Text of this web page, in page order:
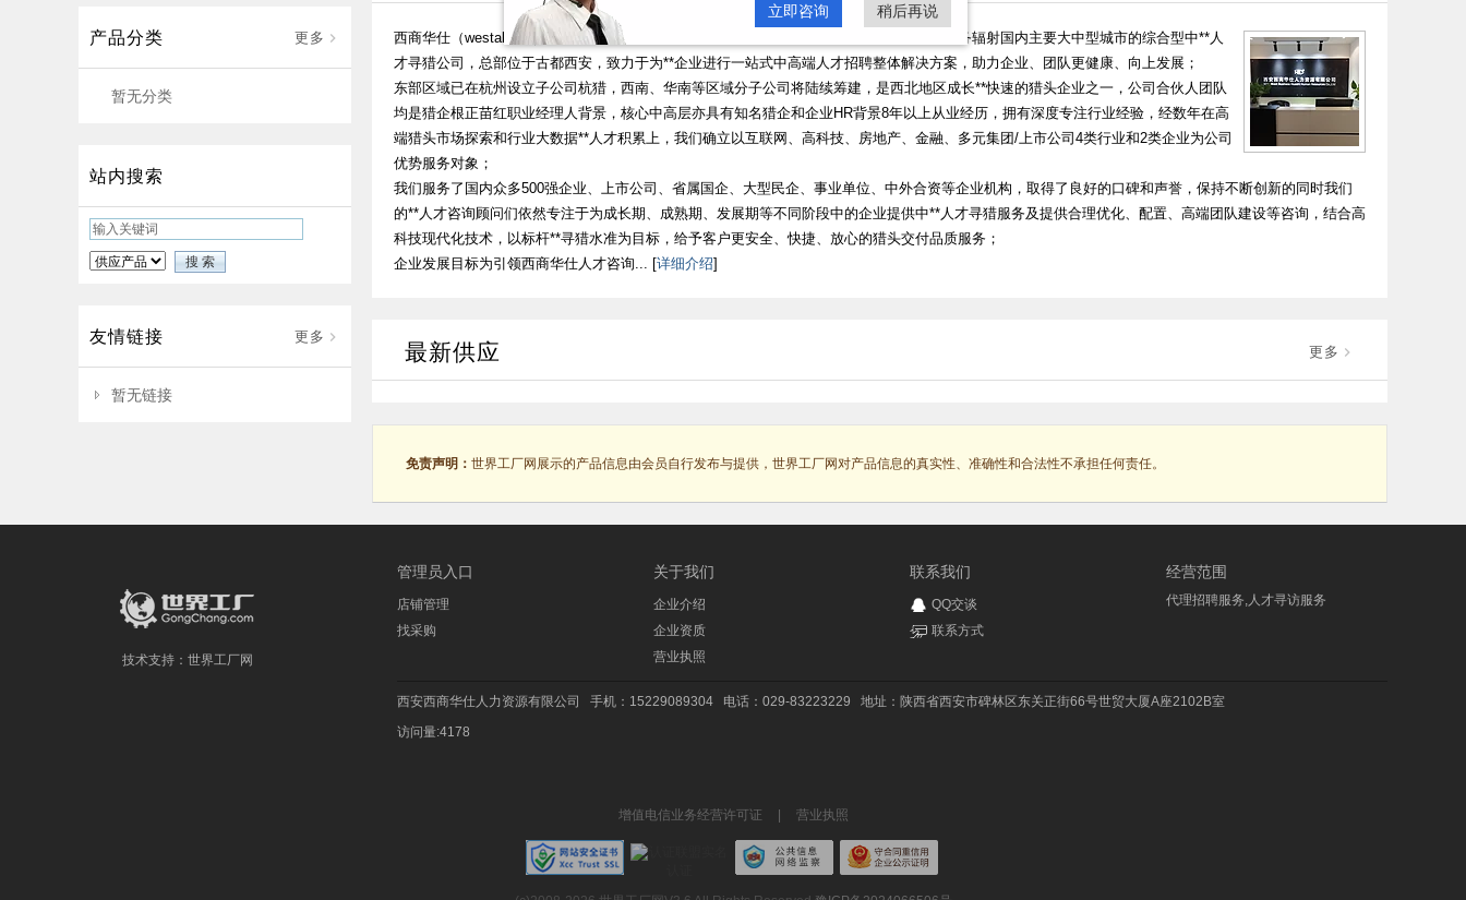
更多
产品分类
暂无分类
站内搜索
更多
友情链接
暂无链接
西商华仕（westalents），全称：西安西商华仕人力资源有限公司，是一家缘起于西安，业务辐射国内主要大中型城市的综合型中**人
才寻猎公司，总部位于古都西安，致力于为**企业进行一站式中高端人才招聘整体解决方案，助力企业、团队更健康、向上发展；
东部区域已在杭州设立子公司杭猎，西南、华南等区域分子公司将陆续筹建，是西北地区成长**快速的猎头企业之一，公司合伙人团队
均是猎企根正苗红职业经理人背景，核心中高层亦具有知名猎企和企业HR背景8年以上从业经历，拥有深度专注行业经验，经数年在高
端猎头市场探索和行业大数据**人才积累上，我们确立以互联网、高科技、房地产、金融、多元集团/上市公司4类行业和2类企业为公司
优势服务对象；
我们服务了国内众多500强企业、上市公司、省属国企、大型民企、事业单位、中外合资等企业机构，取得了良好的口碑和声誉，保持不断创新的同时我们
的**人才咨询顾问们依然专注于为成长期、成熟期、发展期等不同阶段中的企业提供中**人才寻猎服务及提供合理优化、配置、高端团队建设等咨询，结合高
科技现代化技术，以标杆**寻猎水准为目标，给予客户更安全、快捷、放心的猎头交付品质服务；
企业发展目标为引领西商华仕人才咨询... [详细介绍]
更多
最新供应
免责声明： 世界工厂网展示的产品信息由会员自行发布与提供，世界工厂网对产品信息的真实性、准确性和合法性不承担任何责任。
技术支持： 世界工厂网
管理员入口
店铺管理
找采购
关于我们
企业介绍
企业资质
营业执照
联系我们
QQ交谈
联系方式
经营范围
代理招聘服务,人才寻访服务
西安西商华仕人力资源有限公司 手机：15229089304 电话：029-83223229
地址：陕西省西安市碑林区东关正街66号世贸大厦A座2102B室
访问量:4178
增值电信业务经营许可证 营业执照
立即咨询 稍后再说